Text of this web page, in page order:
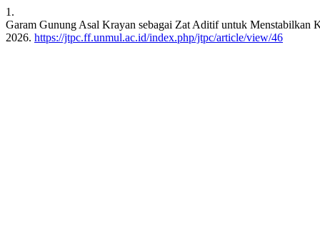
1.
Garam Gunung Asal Krayan sebagai Zat Aditif untuk Menstabilkan
2026. https://jtpc.ff.unmul.ac.id/index.php/jtpc/article/view/46